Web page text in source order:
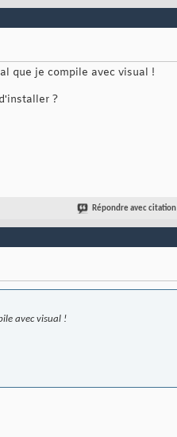
que je compile avec visual !
?
Répondre avec citation
avec visual !